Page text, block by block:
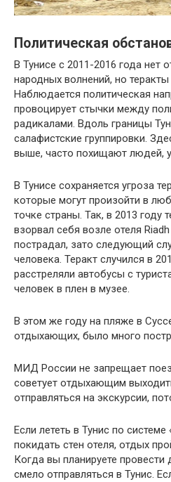
Политическая
В Тунисе с 2011-2016 года нет
народных волнений, но
Наблюдается политическая
провоцирует стычки между
радикалами. Вдоль границы
салафистские группировки.
выше, часто похищают людей,
В Тунисе сохраняется угроза
которые могут произойти в
точке страны. Так, в 2013 году
взорвал себя возле отеля
пострадал, зато следующий
человека. Теракт случился в
расстреляли автобусы с
человек в плен в музее.
В этом же году на пляже в
отдыхающих, было много
МИД России не запрещает
советует отдыхающим
отправляться на экскурсии,
Если лететь в Тунис по
покидать стен отеля, отдых
Когда вы планируете
смело отправляться в Тунис.